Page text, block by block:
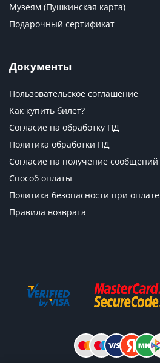
Музеям (Пушкинская карта)
Подарочный сертификат
Документы
Пользовательское соглашение
Как купить билет?
Согласие на обработку ПД
Политика обработки ПД
Согласие на получение сообщений
Способ оплаты
Политика безопасности при оплате
Правила возврата